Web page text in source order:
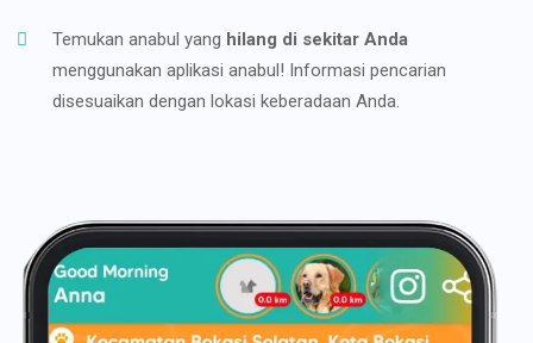
Temukan anabul yang hilang di sekitar Anda
menggunakan aplikasi anabul! Informasi pencarian
disesuaikan dengan lokasi keberadaan Anda.